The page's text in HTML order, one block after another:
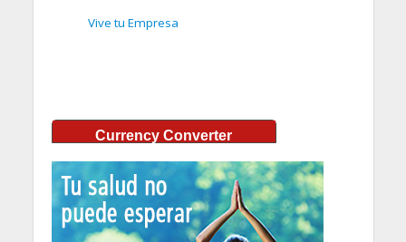
Vive tu Empresa
Currency Converter